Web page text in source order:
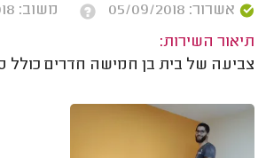
אשרור: 05/09/2018
משוב: 24/07/2018
תיאור השירות:
צביעה של בית בן חמישה חדרים כולל